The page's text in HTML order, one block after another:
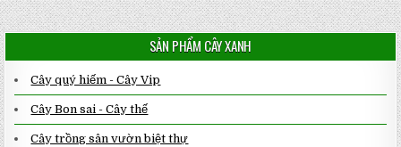
SẢN PHẨM CÂY XANH
Cây quý hiếm - Cây Vip
Cây Bon sai - Cây thế
Cây trồng sân vườn biệt thự